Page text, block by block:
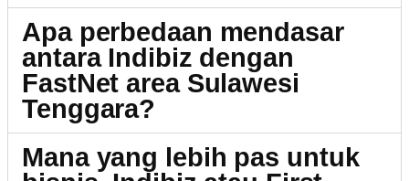
Apa perbedaan mendasar
antara Indibiz dengan
FastNet area Sulawesi
Tenggara?
Mana yang lebih pas untuk